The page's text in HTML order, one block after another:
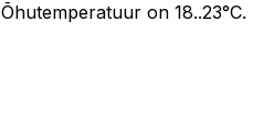
Õhutemperatuur on 18..23°C.